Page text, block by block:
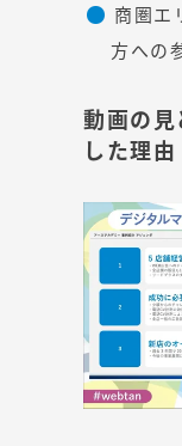
商圏エ
方への
動画の
した理由